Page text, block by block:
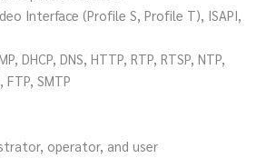
Interface (Profile S, Profile T), ISAPI,
DHCP, DNS, HTTP, RTP, RTSP, NTP,
FTP, SMTP
operator, and user